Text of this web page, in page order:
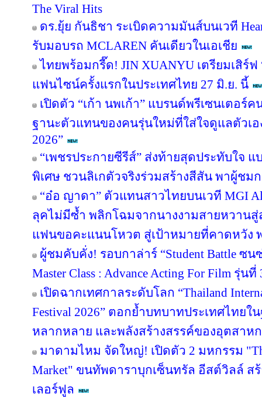
The Viral Hits
ดร.ยุ้ย กันธิชา ระเบิดความมันส์บนเวที
รับมอบรถ MCLAREN คันเดียวในเอเชีย
ไทยพร้อมกรี๊ด! JIN XUANYU เตรียมเสิร์ฟ
แฟนไซน์ครั้งแรกในประเทศไทย 27 มิ.ย. นี้
เปิดตัว “เก้า นพเก้า” แบรนด์พรีเซนเตอร์
ฐานะตัวแทนของคนรุ่นใหม่ที่ใส่ใจดูแลตัวเอง
2026”
“เพชรประกายซีรีส์” ส่งท้ายสุดประทับใจ
พิเศษ ชวนลิเกตัวจริงร่วมสร้างสีสัน พาผู้ชม
“อ๋อ ญาดา” ตัวแทนสาวไทยบนเวที MGI
ลุคไม่มีซ้ำ พลิกโฉมจากนางงามสายหวาน
แฟนขอคะแนนโหวต สู่เป้าหมายที่คาดหวัง
ผู้ชมคับคั่ง! รอบกาล่าร์ “Student Battle ซ
Master Class : Advance Acting For Film รุ่นที่
เปิดฉากเทศกาลระดับโลก “Thailand
Festival 2026” ตอกย้ำบทบาทประเทศไทย
หลากหลาย และพลังสร้างสรรค์ของอุตสาห
มาดามไหม จัดใหญ่! เปิดตัว 2 มหกรรม
Market" ขนทัพดาราบุกเซ็นทรัล อีสต์วิลล์
เลอร์ฟูล